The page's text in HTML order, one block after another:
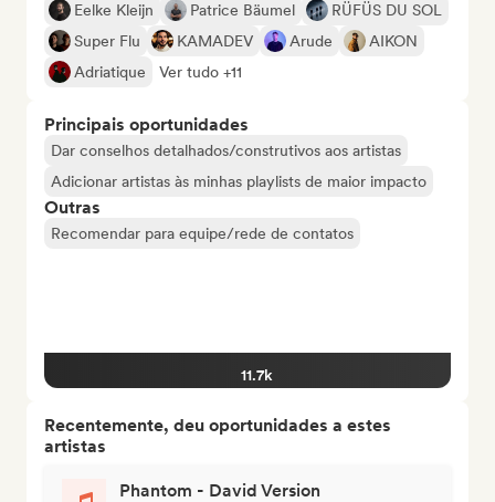
Eelke Kleijn Patrice Bäumel
RÜFÜS DU SOL
Super Flu
KAMADEV Arude
AIKON
Adriatique
Ver tudo +11
Principais oportunidades
Dar conselhos detalhados/construtivos aos artistas
Adicionar artistas às minhas playlists de maior impacto
Outras
Recomendar para equipe/rede de contatos
11.7k
Recentemente, deu oportunidades a estes
artistas
Phantom - David Version